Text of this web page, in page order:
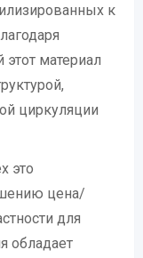
к
материал
циркуляции
это
цена/
для
обладает